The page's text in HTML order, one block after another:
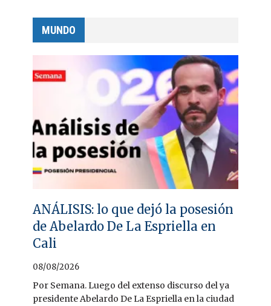
MUNDO
ANÁLISIS: lo que dejó la posesión
de Abelardo De La Espriella en
Cali
08/08/2026
Por Semana. Luego del extenso discurso del ya
presidente Abelardo De La Espriella en la ciudad